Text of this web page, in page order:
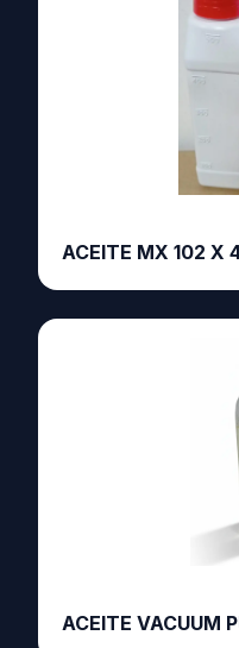
ACEITE MX 102 X
ACEITE VACUUM